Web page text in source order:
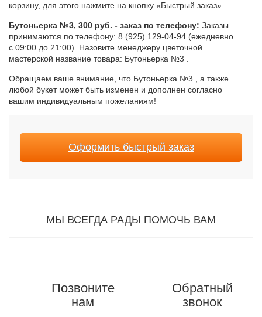
корзину, для этого нажмите на кнопку «Быстрый заказ».
Бутоньерка №3, 300 руб. - заказ по телефону: Заказы
принимаются по телефону: 8 (925) 129-04-94 (ежедневно
с 09:00 до 21:00). Назовите менеджеру цветочной
мастерской название товара: Бутоньерка №3 .
Обращаем ваше внимание, что Бутоньерка №3 , а также
любой букет может быть изменен и дополнен согласно
вашим индивидуальным пожеланиям!
Оформить быстрый заказ
МЫ ВСЕГДА РАДЫ ПОМОЧЬ ВАМ
Позвоните
нам
Обратный
звонок